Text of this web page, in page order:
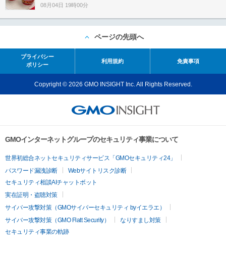
08月04日 19時00分
ページの先頭へ
プライバシー
ポリシー
利用規約 免責事項
Copyright © 2026 GMO INSIGHT Inc. All Rights Reserved.
GMOインターネットグループのセキュリティ事業について
世界初総合ネットセキュリティサービス「GMOセキュリティ24」
パスワード漏洩診断
Webサイトリスク診断
セキュリティ相談AIチャットボット
実在証明・盗聴対策
サイバー攻撃対策（GMOサイバーセキュリティ byイエラエ）
サイバー攻撃対策（GMO Flatt Security）
なりすまし対策
セキュリティ事業の軌跡